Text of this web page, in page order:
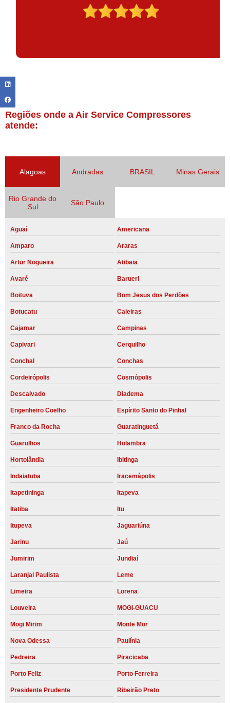
Regiões onde a Air Service Compressores
atende:
Alagoas Andradas BRASIL Minas Gerais
Rio Grande do
Sul
São Paulo
Aguaí Americana
Amparo Araras
Artur Nogueira Atibaia
Avaré Barueri
Boituva Bom Jesus dos Perdões
Botucatu Caieiras
Cajamar Campinas
Capivari Cerquilho
Conchal Conchas
Cordeirópolis Cosmópolis
Descalvado Diadema
Engenheiro Coelho Espírito Santo do Pinhal
Franco da Rocha Guaratinguetá
Guarulhos Holambra
Hortolândia Ibitinga
Indaiatuba Iracemápolis
Itapetininga Itapeva
Itatiba Itu
Itupeva Jaguariúna
Jarinu Jaú
Jumirim Jundiaí
Laranjal Paulista Leme
Limeira Lorena
Louveira MOGI-GUACU
Mogi Mirim Monte Mor
Nova Odessa Paulínia
Pedreira Piracicaba
Porto Feliz Porto Ferreira
Presidente Prudente Ribeirão Preto